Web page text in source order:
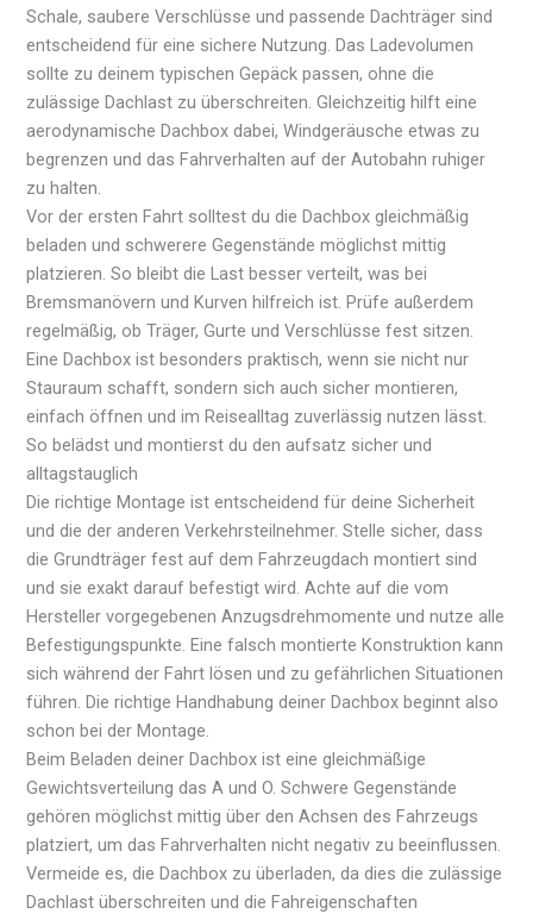
Schale, saubere Verschlüsse und passende Dachträger sind
entscheidend für eine sichere Nutzung. Das Ladevolumen
sollte zu deinem typischen Gepäck passen, ohne die
zulässige Dachlast zu überschreiten. Gleichzeitig hilft eine
aerodynamische Dachbox dabei, Windgeräusche etwas zu
begrenzen und das Fahrverhalten auf der Autobahn ruhiger
zu halten.
Vor der ersten Fahrt solltest du die Dachbox gleichmäßig
beladen und schwerere Gegenstände möglichst mittig
platzieren. So bleibt die Last besser verteilt, was bei
Bremsmanövern und Kurven hilfreich ist. Prüfe außerdem
regelmäßig, ob Träger, Gurte und Verschlüsse fest sitzen.
Eine Dachbox ist besonders praktisch, wenn sie nicht nur
Stauraum schafft, sondern sich auch sicher montieren,
einfach öffnen und im Reisealltag zuverlässig nutzen lässt.
So belädst und montierst du den aufsatz sicher und
alltagstauglich
Die richtige Montage ist entscheidend für deine Sicherheit
und die der anderen Verkehrsteilnehmer. Stelle sicher, dass
die Grundträger fest auf dem Fahrzeugdach montiert sind
und sie exakt darauf befestigt wird. Achte auf die vom
Hersteller vorgegebenen Anzugsdrehmomente und nutze alle
Befestigungspunkte. Eine falsch montierte Konstruktion kann
sich während der Fahrt lösen und zu gefährlichen Situationen
führen. Die richtige Handhabung deiner Dachbox beginnt also
schon bei der Montage.
Beim Beladen deiner Dachbox ist eine gleichmäßige
Gewichtsverteilung das A und O. Schwere Gegenstände
gehören möglichst mittig über den Achsen des Fahrzeugs
platziert, um das Fahrverhalten nicht negativ zu beeinflussen.
Vermeide es, die Dachbox zu überladen, da dies die zulässige
Dachlast überschreiten und die Fahreigenschaften